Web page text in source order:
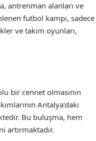
antrenman alanları ve
futbol kampı, sadece
ve takım oyunları,
bir cennet olmasının
Antalya’daki
Bu buluşma, hem
artırmaktadır.